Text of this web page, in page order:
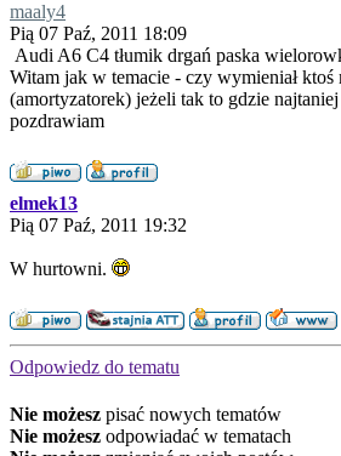
maaly4
Pią 07 Paź, 2011 18:09
Audi A6 C4 tłumik drgań paska
Witam jak w temacie - czy wymieniał ktoś
(amortyzatorek) jeżeli tak to gdzie
pozdrawiam
elmek13
Pią 07 Paź, 2011 19:32
W hurtowni.
Odpowiedz do tematu
Nie możesz pisać nowych tematów
Nie możesz odpowiadać w tematach